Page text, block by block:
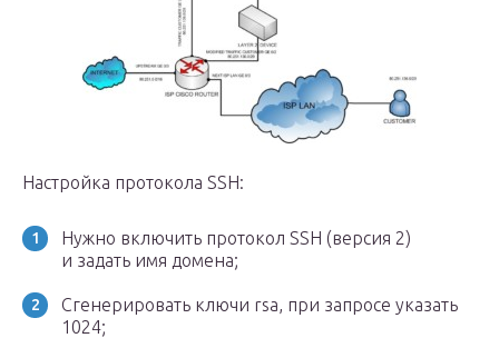
Настройка протокола SSH:
Нужно включить протокол SSH (версия 2)
и задать имя домена;
Сгенерировать ключи rsa, при запросе указать
1024;